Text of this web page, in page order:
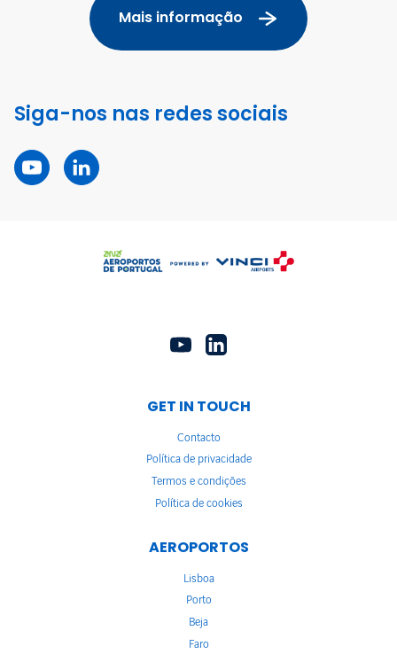
Mais informação
Siga-nos nas redes sociais
GET IN TOUCH
Contacto
Política de privacidade
Termos e condições
Política de cookies
AEROPORTOS
Lisboa
Porto
Beja
Faro